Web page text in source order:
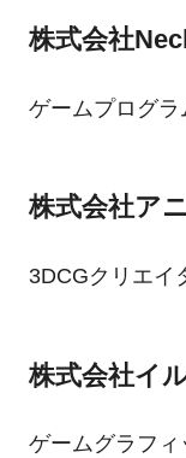
株式会社
ゲームプログラ
株式会社ア
3DCGクリエイ
株式会社イ
ゲームグラフィ